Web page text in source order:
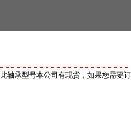
轴承型号本公司有现货，如果您需要